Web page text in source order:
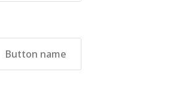
Button name